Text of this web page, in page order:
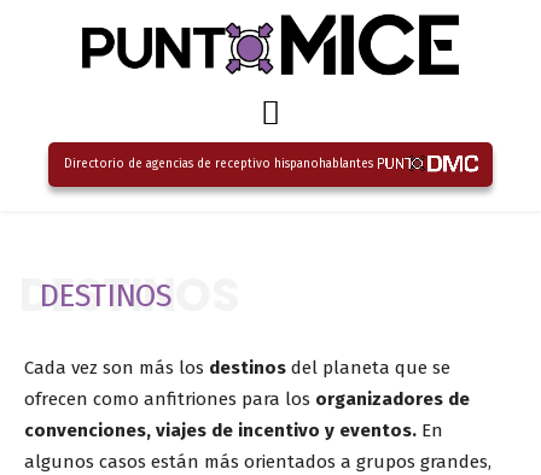
Directorio de agencias de receptivo hispanohablantes
DESTINOS
DESTINOS
Cada vez son más los destinos del planeta que se
ofrecen como anfitriones para los organizadores de
convenciones, viajes de incentivo y eventos. En
algunos casos están más orientados a grupos grandes,